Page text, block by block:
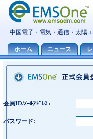
会員ID/ﾒｰﾙｱﾄﾞﾚｽ :
パスワード: